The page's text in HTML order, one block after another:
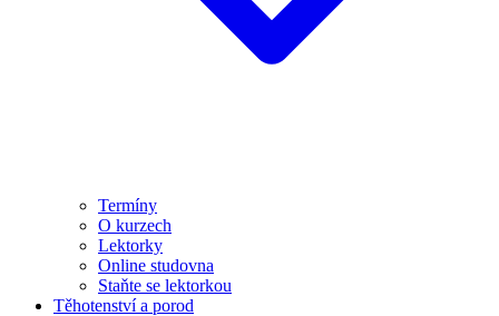
Termíny
O kurzech
Lektorky
Online studovna
Staňte se lektorkou
Těhotenství a porod